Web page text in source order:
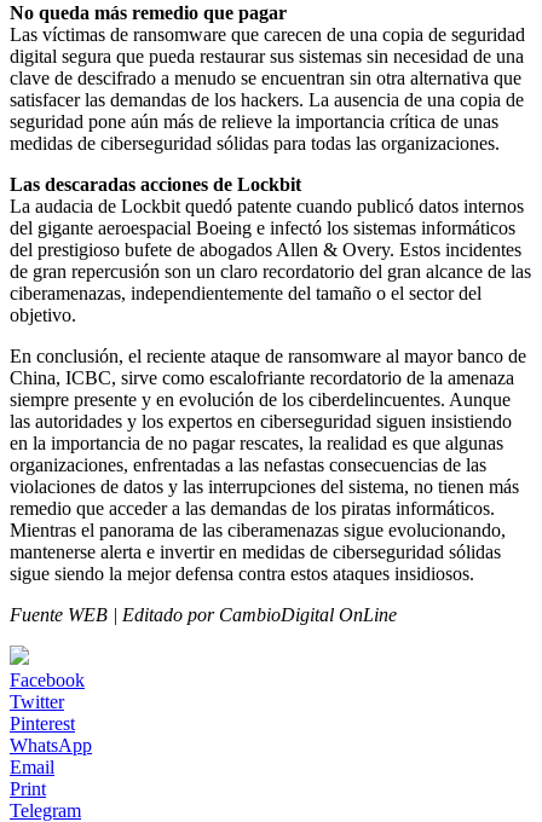
No queda más remedio que pagar
Las víctimas de ransomware que carecen de una copia de seguridad
digital segura que pueda restaurar sus sistemas sin necesidad de una
clave de descifrado a menudo se encuentran sin otra alternativa que
satisfacer las demandas de los hackers. La ausencia de una copia de
seguridad pone aún más de relieve la importancia crítica de unas
medidas de ciberseguridad sólidas para todas las organizaciones.
Las descaradas acciones de Lockbit
La audacia de Lockbit quedó patente cuando publicó datos internos
del gigante aeroespacial Boeing e infectó los sistemas informáticos
del prestigioso bufete de abogados Allen & Overy. Estos incidentes
de gran repercusión son un claro recordatorio del gran alcance de las
ciberamenazas, independientemente del tamaño o el sector del
objetivo.
En conclusión, el reciente ataque de ransomware al mayor banco de
China, ICBC, sirve como escalofriante recordatorio de la amenaza
siempre presente y en evolución de los ciberdelincuentes. Aunque
las autoridades y los expertos en ciberseguridad siguen insistiendo
en la importancia de no pagar rescates, la realidad es que algunas
organizaciones, enfrentadas a las nefastas consecuencias de las
violaciones de datos y las interrupciones del sistema, no tienen más
remedio que acceder a las demandas de los piratas informáticos.
Mientras el panorama de las ciberamenazas sigue evolucionando,
mantenerse alerta e invertir en medidas de ciberseguridad sólidas
sigue siendo la mejor defensa contra estos ataques insidiosos.
Fuente WEB | Editado por CambioDigital OnLine
Facebook
Twitter
Pinterest
WhatsApp
Email
Print
Telegram